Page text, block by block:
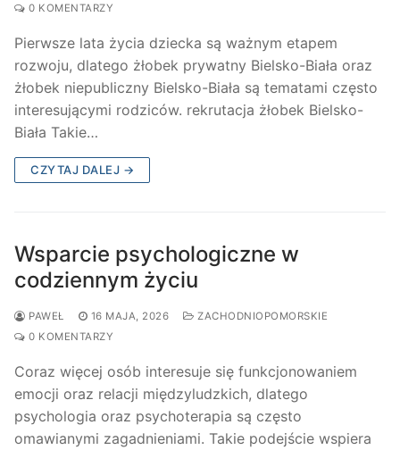
0 KOMENTARZY
Pierwsze lata życia dziecka są ważnym etapem
rozwoju, dlatego żłobek prywatny Bielsko-Biała oraz
żłobek niepubliczny Bielsko-Biała są tematami często
interesującymi rodziców. rekrutacja żłobek Bielsko-
Biała Takie…
CZYTAJ DALEJ →
Wsparcie psychologiczne w
codziennym życiu
PAWEŁ 16 MAJA, 2026
ZACHODNIOPOMORSKIE
0 KOMENTARZY
Coraz więcej osób interesuje się funkcjonowaniem
emocji oraz relacji międzyludzkich, dlatego
psychologia oraz psychoterapia są często
omawianymi zagadnieniami. Takie podejście wspiera